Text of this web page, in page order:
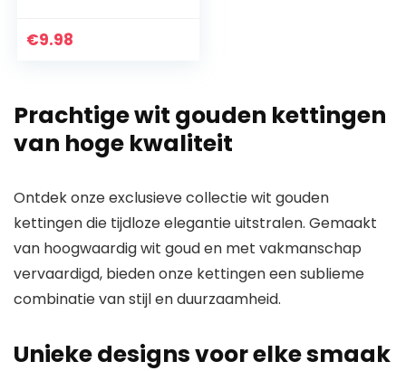
ketting | 1,3 mm
voor vrouwen |
Italiaans gemaakt
– geweldig voor
hangers | 14
€9.98
Prachtige wit gouden kettingen
van hoge kwaliteit
Ontdek onze exclusieve collectie wit gouden
kettingen die tijdloze elegantie uitstralen. Gemaakt
van hoogwaardig wit goud en met vakmanschap
vervaardigd, bieden onze kettingen een sublieme
combinatie van stijl en duurzaamheid.
Unieke designs voor elke smaak